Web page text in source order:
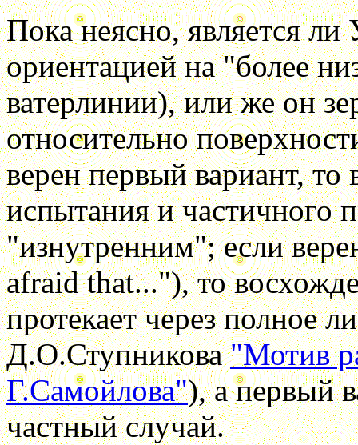
Пока неясно, является
ориентацией на "более
ватерлинии), или же он
относительно
верен первый вариант, то
испытания и частичного
"изнутренним"; если
afraid that..."), то
протекает через полное
Д.О.Ступникова"Мотив
Г.Самойлова"), а первый
частный случай.